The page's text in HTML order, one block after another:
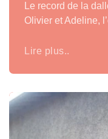
Le record de la
Olivier et Adeline,
Lire plus..